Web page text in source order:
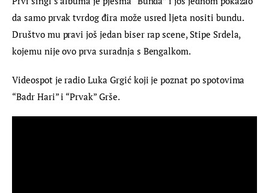
da samo prvak tvrdog đira može usred ljeta nositi bundu.
Društvo mu pravi još jedan biser rap scene, Stipe Srdela,
kojemu nije ovo prva suradnja s Bengalkom.
Videospot je radio Luka Grgić koji je poznat po spotovima
“Badr Hari” i “Prvak” Grše.